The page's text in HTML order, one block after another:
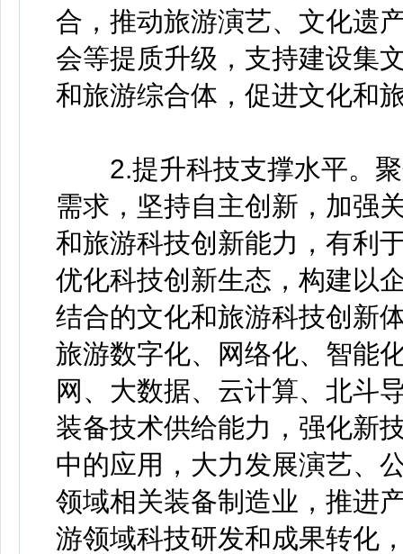
合，推动旅游演艺、文化遗
会等提质升级，支持建设集
和旅游综合体，促进文化和
2.提升科技支撑水平。聚
需求，坚持自主创新，加强
和旅游科技创新能力，有利
优化科技创新生态，构建以
结合的文化和旅游科技创新
旅游数字化、网络化、智能
网、大数据、云计算、北斗
装备技术供给能力，强化新
中的应用，大力发展演艺、
领域相关装备制造业，推进
游领域科技研发和成果转化